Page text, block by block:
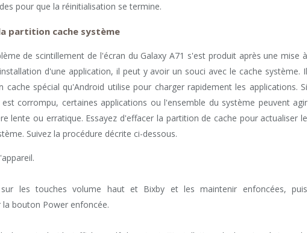
pour que la réinitialisation se termine.
partition cache système
de scintillement de l'écran du Galaxy A71 s'est produit après une mise à
d'une application, il peut y avoir un souci avec le cache système. Il
cache spécial qu'Android utilise pour charger rapidement les applications. Si
est corrompu, certaines applications ou l'ensemble du système peuvent agir
lente ou erratique. Essayez d'effacer la partition de cache pour actualiser le
Suivez la procédure décrite ci-dessous.
sur les touches volume haut et Bixby et les maintenir enfoncées, puis
la bouton Power enfoncée.